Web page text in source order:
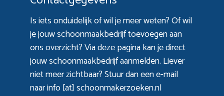
Is iets onduidelijk of wil je meer weten? Of wil
je jouw schoonmaakbedrijf toevoegen aan
ons overzicht? Viadeze paginakan je direct
jouw schoonmaakbedrijf aanmelden. Liever
niet meer zichtbaar? Stuur dan een e-mail
naar info [at] schoonmakerzoeken.nl